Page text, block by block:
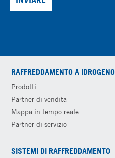
RAFFREDDAMENTO A IDROGENO
Prodotti
Partner di vendita
Mappa in tempo reale
Partner di servizio
SISTEMI DI RAFFREDDAMENTO